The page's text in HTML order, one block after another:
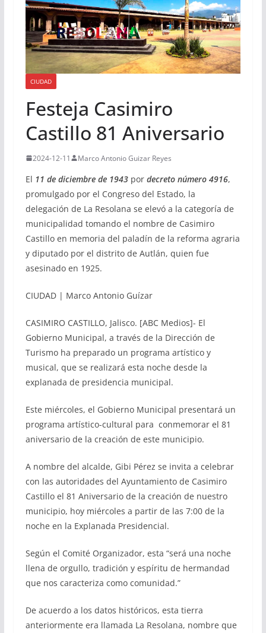
CIUDAD
Festeja Casimiro
Castillo 81 Aniversario
2024-12-11 Marco Antonio Guizar Reyes
El 11 de diciembre de 1943por decreto número 4916,
promulgado por el Congreso del Estado, la
delegación de La Resolana se elevó a la categoría de
municipalidad tomando el nombre de Casimiro
Castillo en memoria del paladín de la reforma agraria
y diputado por el distrito de Autlán, quien fue
asesinado en 1925.
CIUDAD | Marco Antonio Guízar
CASIMIRO CASTILLO, Jalisco. [ABC Medios]- El
Gobierno Municipal, a través de la Dirección de
Turismo ha preparado un programa artístico y
musical, que se realizará esta noche desde la
explanada de presidencia municipal.
Este miércoles, el Gobierno Municipal presentará un
programa artístico-cultural para conmemorar el 81
aniversario de la creación de este municipio.
A nombre del alcalde, Gibi Pérez se invita a celebrar
con las autoridades del Ayuntamiento de Casimiro
Castillo el 81 Aniversario de la creación de nuestro
municipio, hoy miércoles a partir de las 7:00 de la
noche en la Explanada Presidencial.
Según el Comité Organizador, esta “será una noche
llena de orgullo, tradición y espíritu de hermandad
que nos caracteriza como comunidad.”
De acuerdo a los datos históricos, esta tierra
anteriormente era llamada La Resolana, nombre que